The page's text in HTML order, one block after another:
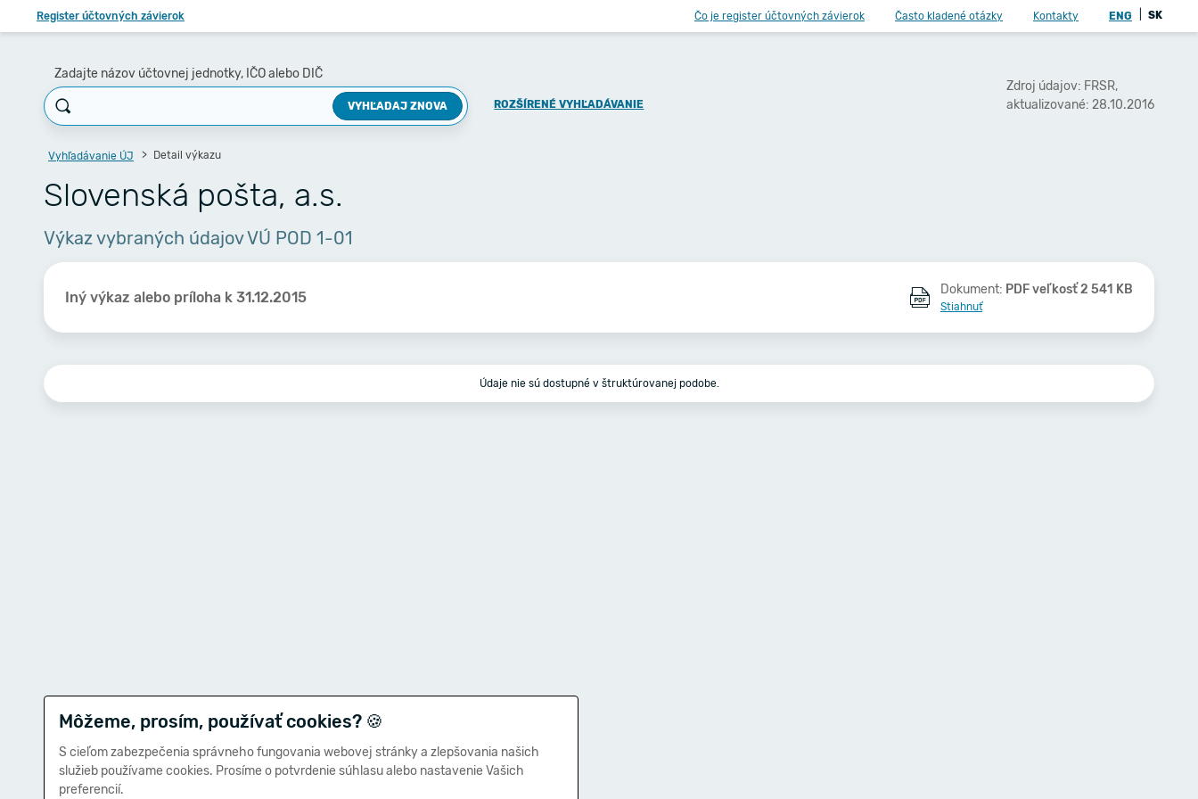
Register účtovných závierok Čo je register účtovných závierok Často kladené otázky Kontakty ENG SK
Zadajte názov účtovnej jednotky, IČO alebo DIČ
VYHĽADAJ ZNOVA ROZŠÍRENÉ VYHĽADÁVANIE
Zdroj údajov: FRSR,
aktualizované: 28.10.2016
Vyhľadávanie ÚJ Detail výkazu
Slovenská pošta, a.s.
Výkaz vybraných údajov VÚ POD 1-01
Iný výkaz alebo príloha k 31.12.2015 Dokument: PDF veľkosť 2 541 KB
Stiahnuť
Údaje nie sú dostupné v štruktúrovanej podobe.
Môžeme, prosím, používať cookies? 🍪
S cieľom zabezpečenia správneho fungovania webovej stránky a zlepšovania našich
služieb používame cookies. Prosíme o potvrdenie súhlasu alebo nastavenie Vašich
preferencií.